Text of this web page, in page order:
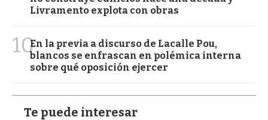
Livramento explota con obras
10En la previa a discurso de Lacalle Pou,
blancos se enfrascan en polémica interna
sobre qué oposición ejercer
Te puede interesar